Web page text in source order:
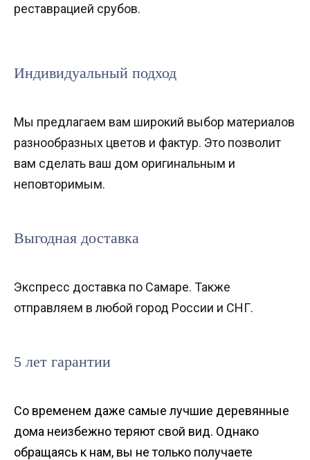
реставрацией срубов.
Индивидуальный подход
Мы предлагаем вам широкий выбор материалов
разнообразных цветов и фактур. Это позволит
вам сделать ваш дом оригинальным и
неповторимым.
Выгодная доставка
Экспресс доставка по Самаре. Также
отправляем в любой город России и СНГ.
5 лет гарантии
Со временем даже самые лучшие деревянные
дома неизбежно теряют свой вид. Однако
обращаясь к нам, вы не только получаете